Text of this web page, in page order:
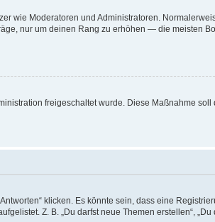
wie Moderatoren und Administratoren.
nur um deinen Rang zu erhöhen — die meisten
freigeschaltet wurde. Diese Maßnahme soll
klicken. Es könnte sein, dass eine
Z. B. „Du darfst neue Themen erstellen“, „Du